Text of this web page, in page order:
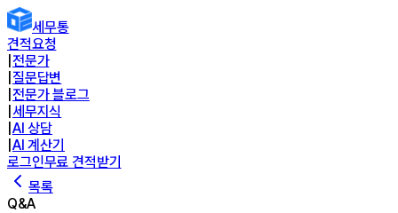
세무통
견적요청
전문가
질문답변
전문가 블로그
세무지식
AI 상담
AI 계산기
로그인무료 견적받기
목록
Q&A